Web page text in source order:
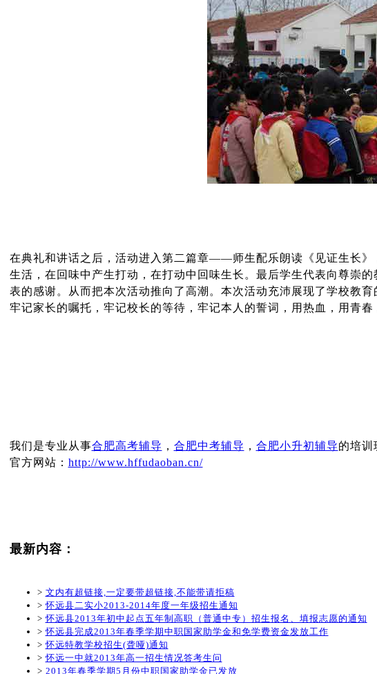
在典礼和讲话之后，活动进入第二篇章——师生配乐朗读《见证生长
生活，在回味中产生打动，在打动中回味生长。最后学生代表向尊崇
表的感谢。从而把本次活动推向了高潮。本次活动充沛展现了学校教
牢记家长的嘱托，牢记校长的等待，牢记本人的誓词，用热血，用青春
我们是专业从事合肥高考辅导 ， 合肥中考辅导 ， 合肥小升初辅导的培训
官方网站： http://www.hffudaoban.cn/
最新内容：
> 文内有超链接,一定要带超链接,不能带请拒稿
>怀远县二实小2013-2014年度一年级招生通知
>怀远县2013年初中起点五年制高职（普通中专）招生报名、填报志愿的通知
>怀远县完成2013年春季学期中职国家助学金和免学费资金发放工作
>怀远特教学校招生(聋哑)通知
>怀远一中就2013年高一招生情况答考生问
> 2013年春季学期5月份中职国家助学金已发放